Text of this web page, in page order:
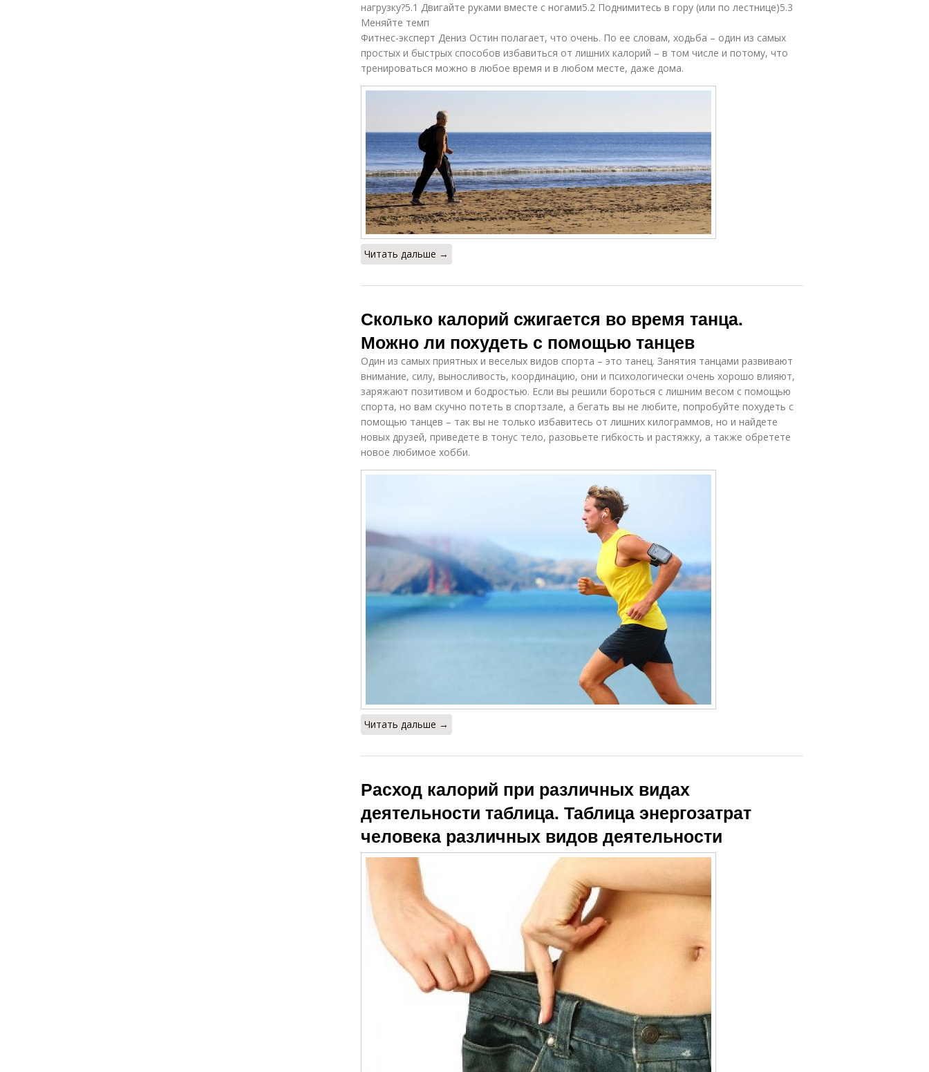
нагрузку?5.1 Двигайте руками вместе с ногами5.2 Поднимитесь в гору (или по лестнице)5.3
Меняйте темп
Фитнес-эксперт Дениз Остин полагает, что очень. По ее словам, ходьба – один из самых
простых и быстрых способов избавиться от лишних калорий – в том числе и потому, что
тренироваться можно в любое время и в любом месте, даже дома.
Читать дальше →
Сколько калорий сжигается во время танца.
Можно ли похудеть с помощью танцев
Один из самых приятных и веселых видов спорта – это танец. Занятия танцами развивают
внимание, силу, выносливость, координацию, они и психологически очень хорошо влияют,
заряжают позитивом и бодростью. Если вы решили бороться с лишним весом с помощью
спорта, но вам скучно потеть в спортзале, а бегать вы не любите, попробуйте похудеть с
помощью танцев – так вы не только избавитесь от лишних килограммов, но и найдете
новых друзей, приведете в тонус тело, разовьете гибкость и растяжку, а также обретете
новое любимое хобби.
Читать дальше →
Расход калорий при различных видах
деятельности таблица. Таблица энергозатрат
человека различных видов деятельности